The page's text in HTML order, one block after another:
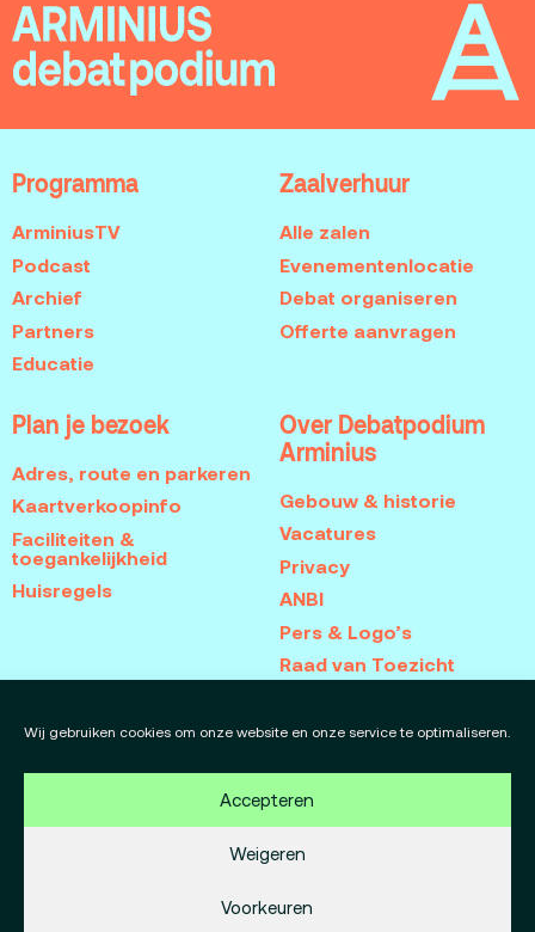
Wij gebruiken cookies om onze website en onze service te optimaliseren.
Accepteren
Weigeren
Voorkeuren
Programma
ArminiusTV
Podcast
Archief
Partners
Educatie
Zaalverhuur
Alle zalen
Evenementenlocatie
Debat organiseren
Offerte aanvragen
Plan je bezoek
Adres, route en parkeren
Kaartverkoopinfo
Faciliteiten &
toegankelijkheid
Huisregels
Over Debatpodium
Arminius
Gebouw & historie
Vacatures
Privacy
ANBI
Pers & Logo’s
Raad van Toezicht
Contact
Team
Blijf op de hoogte